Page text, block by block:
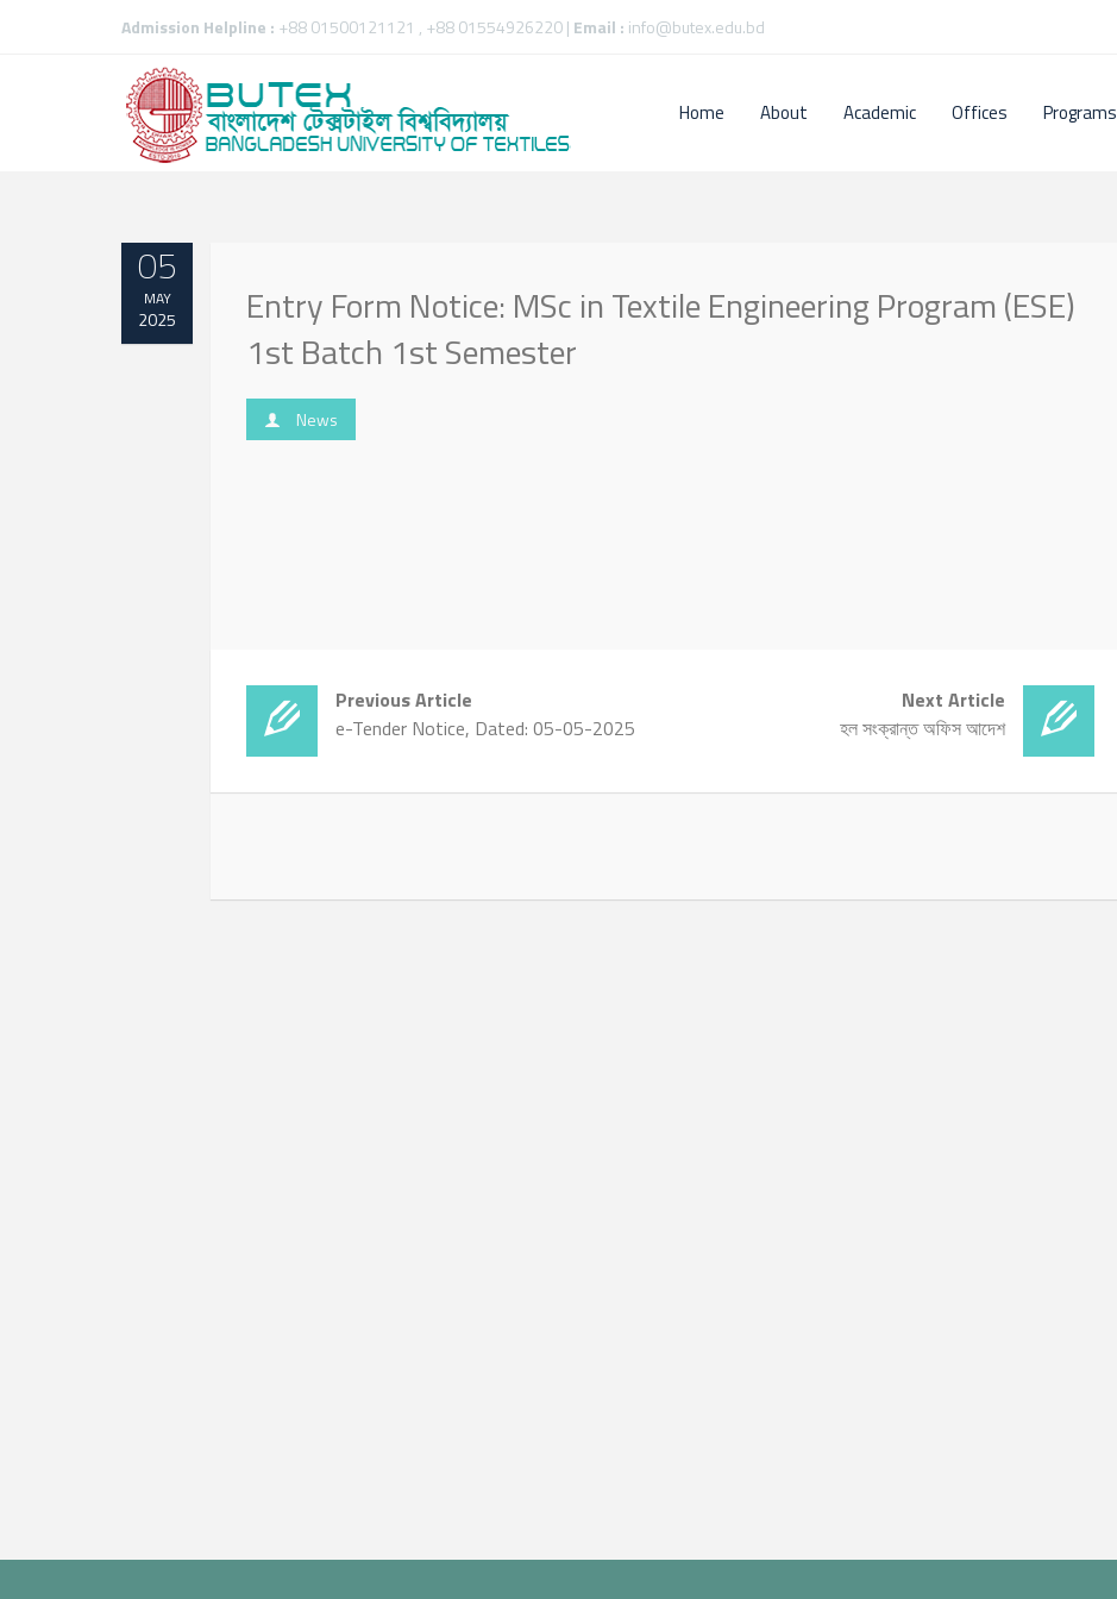
Admission Helpline : +88 01500121121 , +88 01554926220 | Email : info@butex.edu.bd
Home About Academic Offices Programs
05
MAY
2025
Entry Form Notice: MSc in Textile Engineering Program (ESE)
1st Batch 1st Semester
News
Previous Article
e-Tender Notice, Dated: 05-05-2025
Next Article
হল সংক্রান্ত অফিস আদেশ